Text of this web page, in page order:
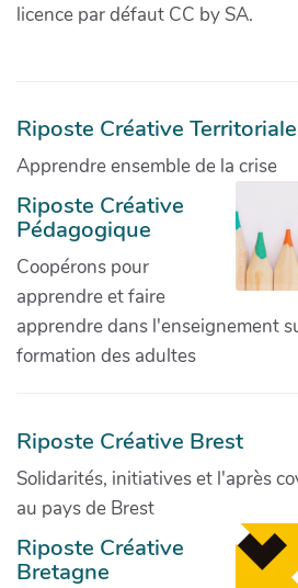
licence par défaut CC by SA.
Riposte Créative Territoriale
Apprendre ensemble de la crise
Riposte Créative
Pédagogique
Coopérons pour
apprendre et faire
apprendre dans l'enseignement
formation des adultes
Riposte Créative Brest
Solidarités, initiatives et l'après
au pays de Brest
Riposte Créative
Bretagne